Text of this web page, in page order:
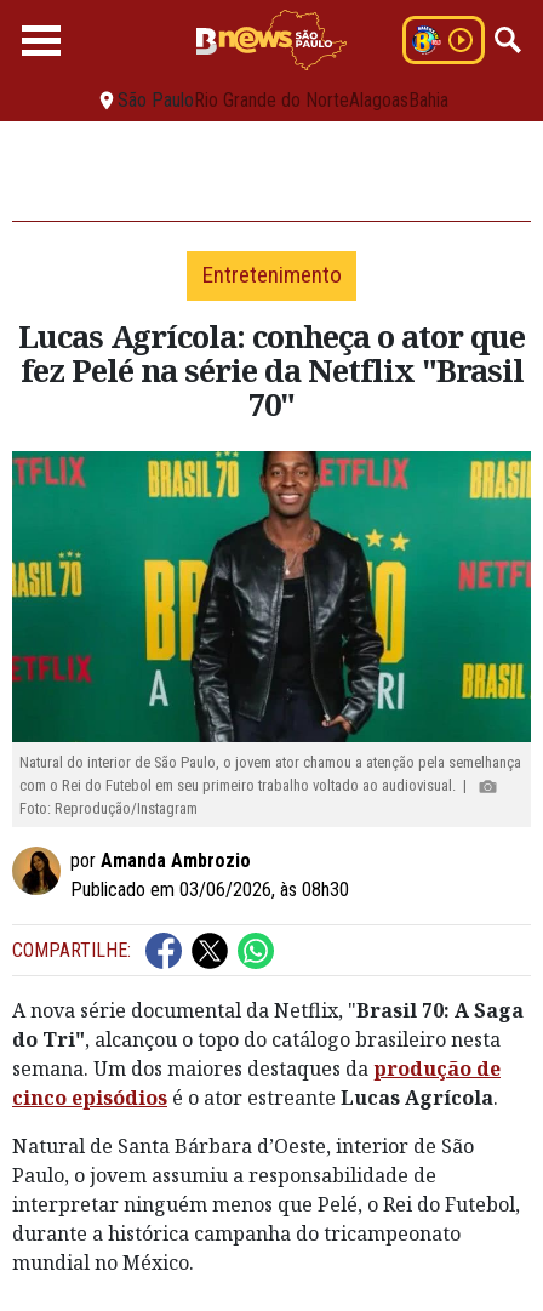
São PauloRio Grande do NorteAlagoasBahia
Entretenimento
Lucas Agrícola: conheça o ator que
fez Pelé na série da Netflix "Brasil
70"
Natural do interior de São Paulo, o jovem ator chamou a atenção pela semelhança
com o Rei do Futebol em seu primeiro trabalho voltado ao audiovisual. |
Foto: Reprodução/Instagram
por Amanda Ambrozio
Publicado em 03/06/2026, às 08h30
COMPARTILHE:
A nova série documental da Netflix, "Brasil 70: A Saga
do Tri", alcançou o topo do catálogo brasileiro nesta
semana. Um dos maiores destaques daprodução de
cinco episódios é o ator estreante Lucas Agrícola.
Natural de Santa Bárbara d’Oeste, interior de São
Paulo, o jovem assumiu a responsabilidade de
interpretar ninguém menos que Pelé, o Rei do Futebol,
durante a histórica campanha do tricampeonato
mundial no México.